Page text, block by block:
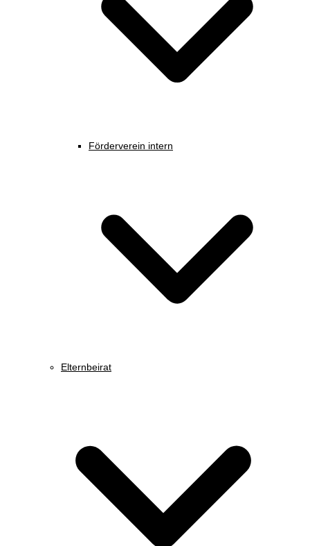
Förderverein intern
Elternbeirat